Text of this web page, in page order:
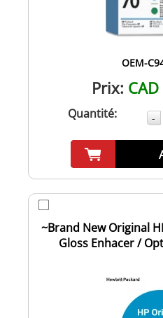
OEM-
Prix:
Quantité: -
~Brand New Original
Gloss Enhacer /